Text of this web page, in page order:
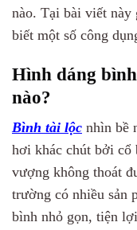
nào. Tại bài viết này
biết một số công
Hình dáng
nào?
Bình tài lộc nhìn bề
hơi khác chút bởi cổ
vượng không thoát
trường có nhiều sản
bình nhỏ gọn, tiện